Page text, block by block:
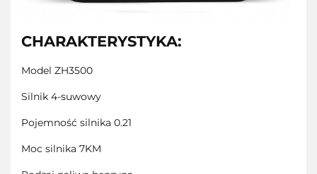
CHARAKTERYSTYKA:
Model ZH3500
Silnik 4-suwowy
Pojemność silnika 0.21
Moc silnika 7KM